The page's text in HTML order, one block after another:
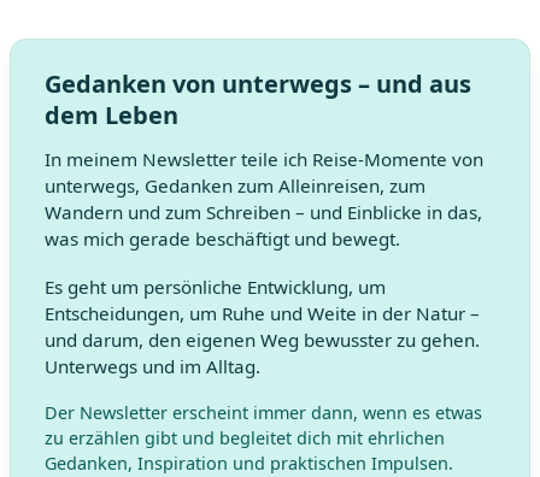
Gedanken von unterwegs – und aus
dem Leben
In meinem Newsletter teile ich Reise-Momente von
unterwegs, Gedanken zum Alleinreisen, zum
Wandern und zum Schreiben – und Einblicke in das,
was mich gerade beschäftigt und bewegt.
Es geht um persönliche Entwicklung, um
Entscheidungen, um Ruhe und Weite in der Natur –
und darum, den eigenen Weg bewusster zu gehen.
Unterwegs und im Alltag.
Der Newsletter erscheint immer dann, wenn es etwas
zu erzählen gibt und begleitet dich mit ehrlichen
Gedanken, Inspiration und praktischen Impulsen.